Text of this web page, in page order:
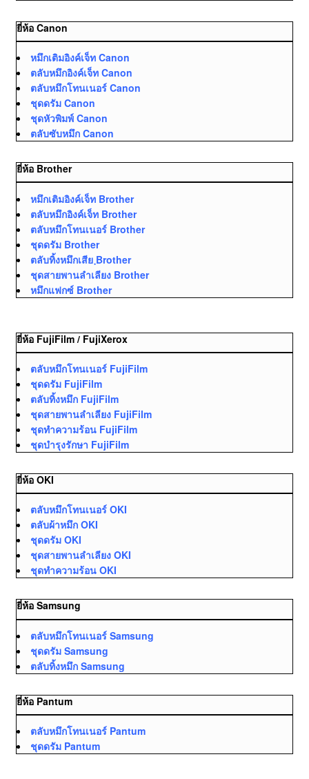
ยี่ห้อ Canon
หมึกเติมอิงค์เจ็ท Canon
ตลับหมึกอิงค์เจ็ท Canon
ตลับหมึกโทนเนอร์ Canon
ชุดดรัม Canon
ชุดหัวพิมพ์ Canon
ตลับซับหมึก Canon
ยี่ห้อ Brother
หมึกเติมอิงค์เจ็ท Brother
ตลับหมึกอิงค์เจ็ท Brother
ตลับหมึกโทนเนอร์ Brother
ชุดดรัม Brother
ตลับทิ้งหมึกเสีย ฺBrother
ชุดสายพานลำเลียง Brother
หมึกแฟกซ์ Brother
ยี่ห้อ FujiFilm / FujiXerox
ตลับหมึกโทนเนอร์ FujiFilm
ชุดดรัม FujiFilm
ตลับทิ้งหมึก FujiFilm
ชุดสายพานลำเลียง FujiFilm
ชุดทำความร้อน FujiFilm
ชุดบำรุงรักษา FujiFilm
ยี่ห้อ OKI
ตลับหมึกโทนเนอร์ OKI
ตลับผ้าหมึก OKI
ชุดดรัม OKI
ชุดสายพานลำเลียง OKI
ชุดทำความร้อน OKI
ยี่ห้อ Samsung
ตลับหมึกโทนเนอร์ Samsung
ชุดดรัม Samsung
ตลับทิ้งหมึก Samsung
ยี่ห้อ Pantum
ตลับหมึกโทนเนอร์ Pantum
ชุดดรัม Pantum